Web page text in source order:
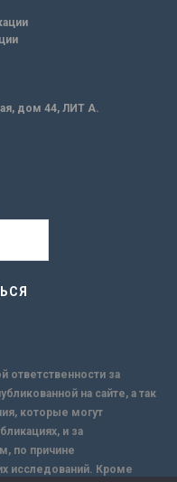
дом 44, ЛИТ А.
ответственности за
на сайте, а так
которые могут
и за
по причине
исследований. Кроме